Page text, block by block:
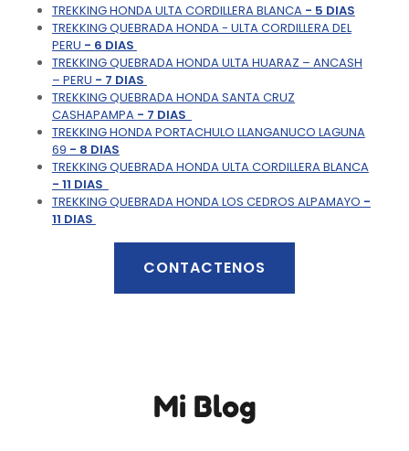
TREKKING HONDA ULTA CORDILLERA BLANCA - 5 DIAS
TREKKING QUEBRADA HONDA - ULTA CORDILLERA DEL
PERU - 6 DIAS
TREKKING QUEBRADA HONDA ULTA HUARAZ – ANCASH
– PERU - 7 DIAS
TREKKING QUEBRADA HONDA SANTA CRUZ
CASHAPAMPA - 7 DIAS
TREKKING HONDA PORTACHULO LLANGANUCO LAGUNA
69 - 8 DIAS
TREKKING QUEBRADA HONDA ULTA CORDILLERA BLANCA
- 11 DIAS
TREKKING QUEBRADA HONDA LOS CEDROS ALPAMAYO -
11 DIAS
CONTACTENOS
Mi Blog